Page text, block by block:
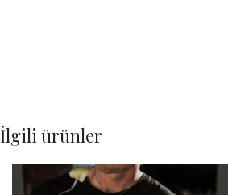
İlgili ürünler